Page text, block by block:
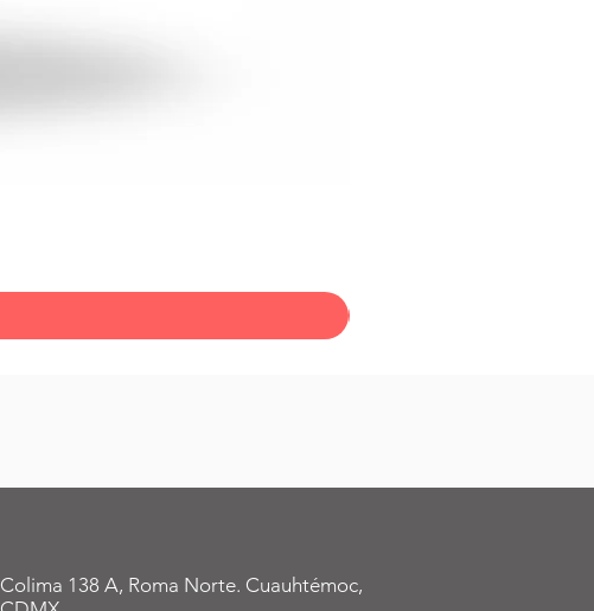
Colima 138 A, Roma Norte. Cuauhtémoc,